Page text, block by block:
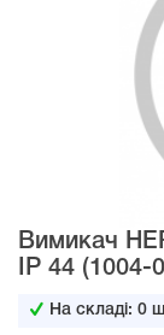
Вимикач
ІР 44
На складі:0